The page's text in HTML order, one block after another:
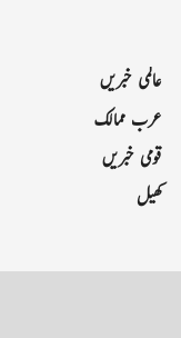
عالمی خبریں
عرب ممالک
قومی خبریں
کھیل